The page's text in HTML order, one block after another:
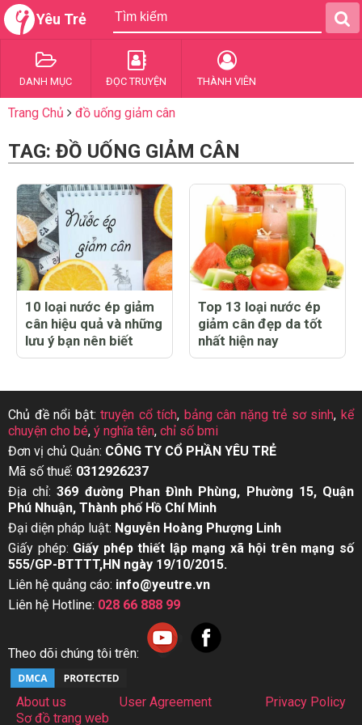
Yêu Trẻ
DANH MỤC ĐỌC TRUYỆN THÀNH VIÊN
Trang Chủ đồ uống giảm cân
TAG: ĐỒ UỐNG GIẢM CÂN
10 loại nước ép giảm
cân hiệu quả và những
lưu ý bạn nên biết
Top 13 loại nước ép
giảm cân đẹp da tốt
nhất hiện nay
Chủ đề nổi bật:truyện cổ tích, bảng cân nặng trẻ sơ sinh,kể
chuyện cho bé, ý nghĩa tên, chỉ số bmi
Đơn vị chủ Quản: CÔNG TY CỔ PHẦN YÊU TRẺ
Mã số thuế: 0312926237
Địa chỉ:369 đường Phan Đình Phùng, Phường 15, Quận
Phú Nhuận, Thành phố Hồ Chí Minh
Đại diện pháp luật: Nguyễn Hoàng Phượng Linh
Giấy phép: Giấy phép thiết lập mạng xã hội trên mạng số
555/GP-BTTTT,HN ngày 19/10/2015.
Liên hệ quảng cáo: info@yeutre.vn
Liên hệ Hotline: 028 66 888 99
Theo dõi chúng tôi trên:
About us User Agreement
Privacy Policy
Sơ đồ trang web